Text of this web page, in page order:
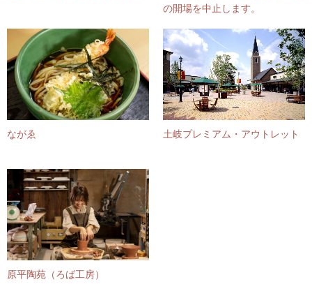
の開場を中止します。
ながゑ 土岐プレミアム・アウトレット
原平陶苑（ろば工房）